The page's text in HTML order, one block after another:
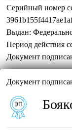
Серийный номер
Выдан:
Период действия
Документ
Документ